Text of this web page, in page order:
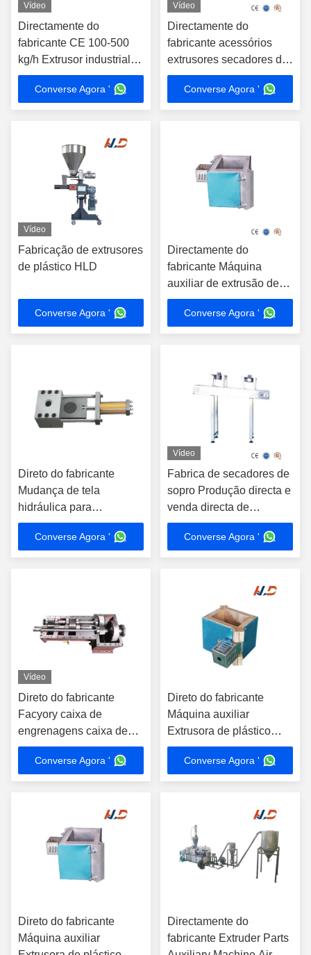
Vídeo
Directamente do
fabricante CE 100-500
kg/h Extrusor industrial
de plástico de aço
inoxidável para cortar
grânulos de plástico
Converse Agora '
Vídeo
Directamente do
fabricante acessórios
extrusores secadores de
sopro especificações
personalizadas
Converse Agora '
Vídeo
Fabricação de extrusores
de plástico HLD
Converse Agora '
Directamente do
fabricante Máquina
auxiliar de extrusão de
cobre ou plástico de
alumínio
Converse Agora '
Direto do fabricante
Mudança de tela
hidráulica para
extrusores de plástico
Converse Agora '
Vídeo
Fabrica de secadores de
sopro Produção directa e
venda directa de
acessórios de extrusão
Especificações
personalizadas
Converse Agora '
Vídeo
Direto do fabricante
Facyory caixa de
engrenagens caixa de
engrenagens de extrusão
de parafuso duplo níveis
de binário
extrusão peças caixa de
engrenagens
Converse Agora '
Direto do fabricante
Máquina auxiliar
Extrusora de plástico
Aquecedor de cobre ou
material de alumínio
Converse Agora '
Direto do fabricante
Máquina auxiliar
Directamente do
fabricante Extruder Parts